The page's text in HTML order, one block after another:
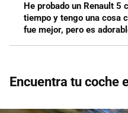
He probado un Renault 5
tiempo y tengo una cosa
fue mejor, pero es
Encuentra tu coche